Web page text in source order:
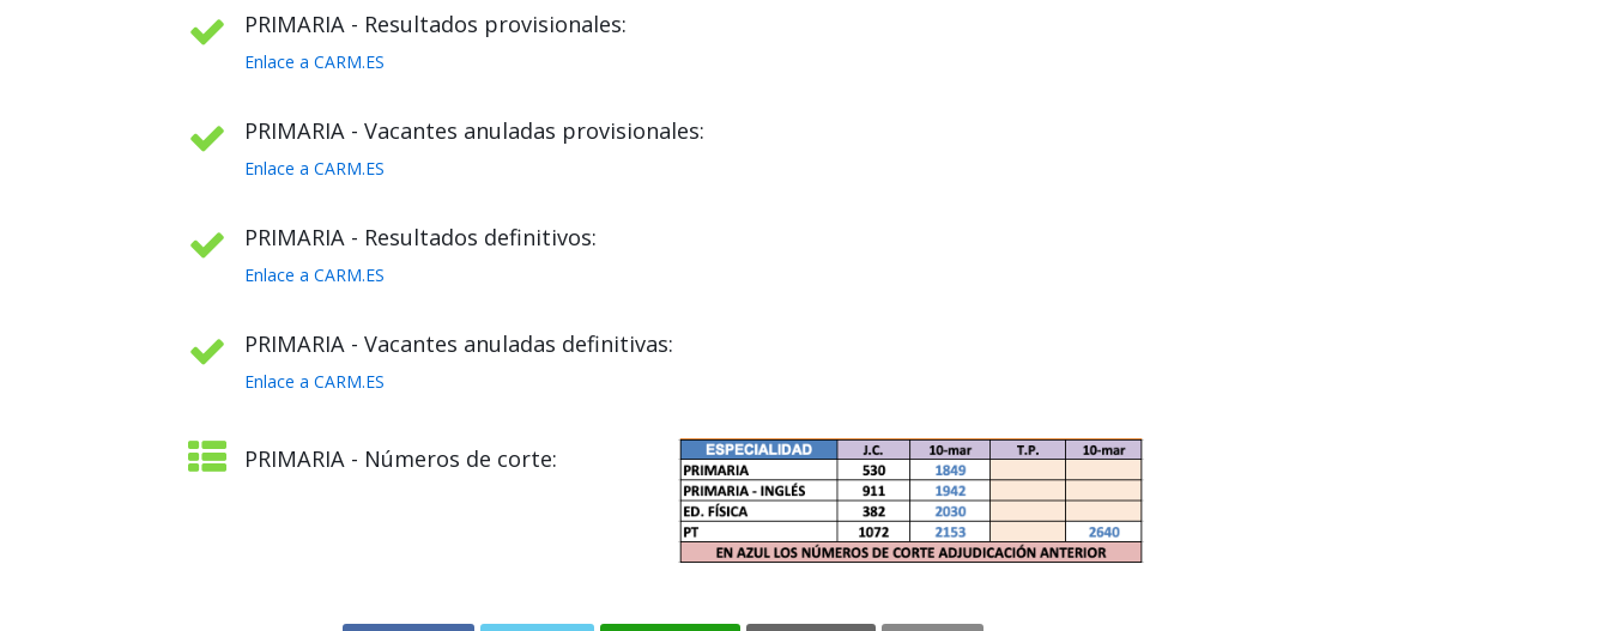
PRIMARIA - Resultados provisionales:
Enlace a CARM.ES
PRIMARIA - Vacantes anuladas provisionales:
Enlace a CARM.ES
PRIMARIA - Resultados definitivos:
Enlace a CARM.ES
PRIMARIA - Vacantes anuladas definitivas:
Enlace a CARM.ES
PRIMARIA - Números de corte: